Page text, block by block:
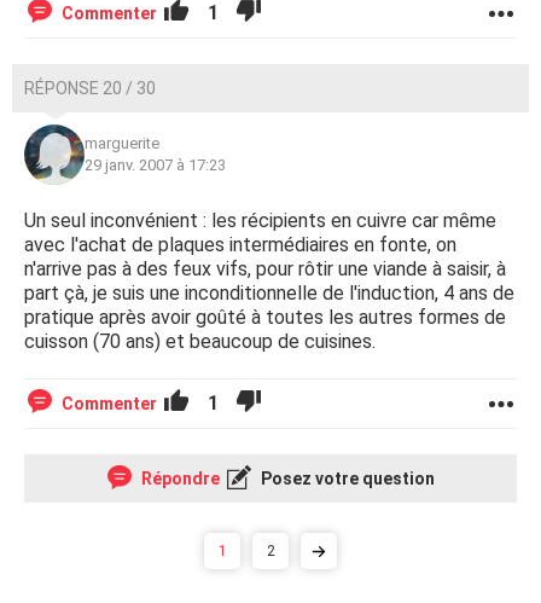
Commenter 1
RÉPONSE 20 / 30
marguerite
29 janv. 2007 à 17:23
Un seul inconvénient : les récipients en cuivre car même
avec l'achat de plaques intermédiaires en fonte, on
n'arrive pas à des feux vifs, pour rôtir une viande à saisir, à
part çà, je suis une inconditionnelle de l'induction, 4 ans de
pratique après avoir goûté à toutes les autres formes de
cuisson (70 ans) et beaucoup de cuisines.
Commenter 1
Répondre Posez votre question
1 2